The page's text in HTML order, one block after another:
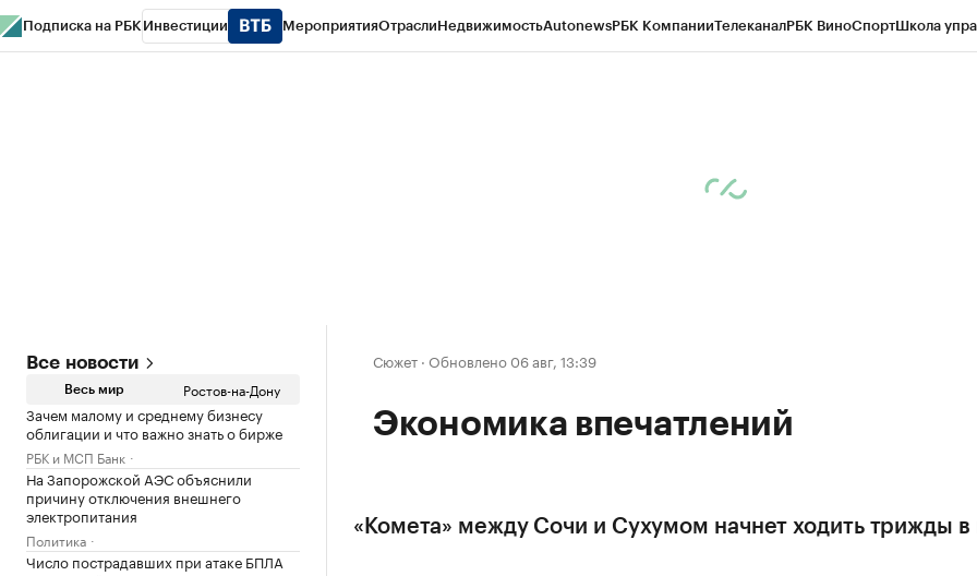
Подписка на РБК Инвестиции МероприятияОтраслиНедвижимостьAutonewsРБК КомпанииТелеканалРБК ВиноСпортШкола
Все новости
Весь мир Ростов-на-Дону
Зачем малому и среднему бизнесу
облигации и что важно знать о бирже
РБК и МСП Банк
На Запорожской АЭС объяснили
причину отключения внешнего
электропитания
Политика
Число пострадавших при атаке БПЛА
Сюжет · Обновлено 06 авг, 13:39
Экономика впечатлений
«Комета» между Сочи и Сухумом начнет ходить трижды